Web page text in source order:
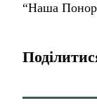
“Наша